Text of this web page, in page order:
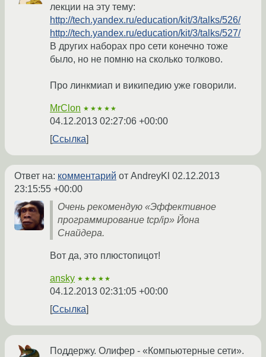
лекции на эту тему:
http://tech.yandex.ru/education/kit/3/talks/526/
http://tech.yandex.ru/education/kit/3/talks/527/
В других наборах про сети конечно тоже
было, но не помню на сколько толково.
Про линкмиап и википедию уже говорили.
MrClon ★★★★★
04.12.2013 02:27:06 +00:00
Ссылка
Ответ на: комментарий от AndreyKl 02.12.2013
23:15:55 +00:00
Очень рекомендую «Эффективное
программирование tcp/ip» Йона
Снайдера.
Вот да, это плюстопицот!
ansky ★★★★★
04.12.2013 02:31:05 +00:00
Ссылка
Поддержу. Олифер - «Компьютерные сети».